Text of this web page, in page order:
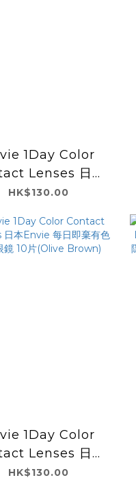
1Day Color
Lenses 日本
每日即棄有色隱
Brown)
HK$130.00
1Day Color
Lenses 日本
每日即棄有色隱
HK$130.00